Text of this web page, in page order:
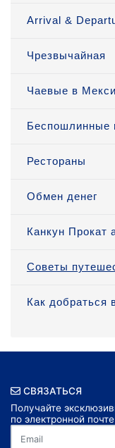
Arrival &
Чрезвычайная
Чаевые в
Беспошлинные
Рестораны
Обмен денег
Канкун Прокат
Советы
Как добраться
СВЯЗАТЬСЯ
Получайте
по электронной почте